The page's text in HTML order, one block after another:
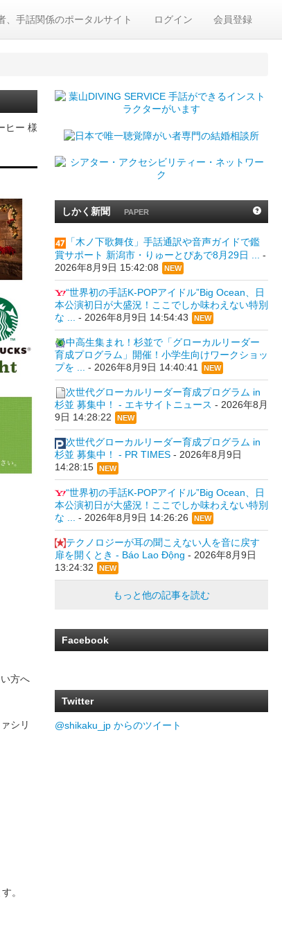
ログイン 会員登録
、手話関係のポータルサイト
ヒー 様
方へ
シリ
。
しかく新聞 PAPER
「木ノ下歌舞伎」手話通訳や音声ガイドで鑑
賞サポート 新潟市・りゅーとぴあで8月29日 ...
-
2026年8月9日 15:42:08
NEW
“世界初の手話K-POPアイドル”Big Ocean、日
本公演初日が大盛況！ここでしか味わえない特別
な ...
- 2026年8月9日 14:54:43 NEW
中高生集まれ！杉並で「グローカルリーダー
育成プログラム」開催！小学生向けワークショッ
プを ...
- 2026年8月9日 14:40:41 NEW
次世代グローカルリーダー育成プログラム in
杉並 募集中！ - エキサイトニュース - 2026年8月
9日 14:28:22
NEW
次世代グローカルリーダー育成プログラム in
杉並 募集中！ - PR TIMES- 2026年8月9日
14:28:15
NEW
“世界初の手話K-POPアイドル”Big Ocean、日
本公演初日が大盛況！ここでしか味わえない特別
な ...
- 2026年8月9日 14:26:26 NEW
テクノロジーが耳の聞こえない人を音に戻す
扉を開くとき - Báo Lao Động - 2026年8月9日
13:24:32
NEW
もっと他の記事を読む
Facebook
Twitter
@shikaku_jp からのツイート